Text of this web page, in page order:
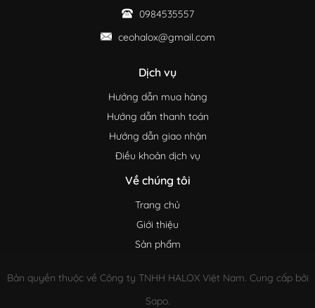
0984535557
ceohalox@gmail.com
Dịch vụ
Hướng dẫn mua hàng
Hướng dẫn thanh toán
Hướng dẫn giao nhận
Điều khoản dịch vụ
Về chúng tôi
Trang chủ
Giới thiệu
Sản phẩm
Bản quyền thuộc về Công ty TNHH HALOX Việt Nam. Cung cấp bởi
Sapo.